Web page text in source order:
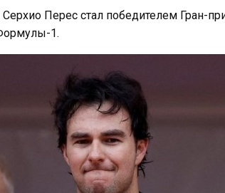
Перес стал победителем Гран-
1.